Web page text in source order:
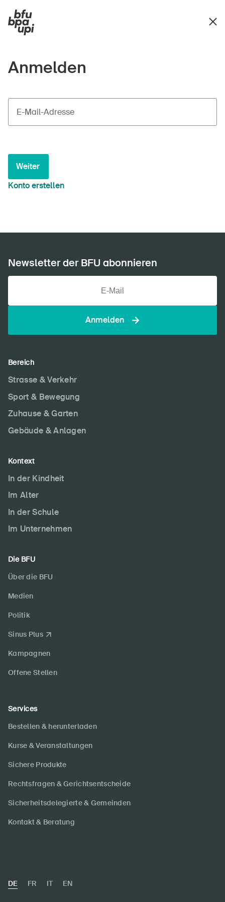
Anmelden
E-Mail-Adresse
Weiter
Konto erstellen
Newsletter der BFU abonnieren
Anmelden
Bereich
Strasse & Verkehr
Sport & Bewegung
Zuhause & Garten
Gebäude & Anlagen
Kontext
In der Kindheit
Im Alter
In der Schule
Im Unternehmen
Die BFU
Über die BFU
Medien
Politik
Sinus Plus
Kampagnen
Offene Stellen
Services
Bestellen & herunterladen
Kurse & Veranstaltungen
Sichere Produkte
Rechtsfragen & Gerichtsentscheide
Sicherheitsdelegierte & Gemeinden
Kontakt & Beratung
DE FR IT EN